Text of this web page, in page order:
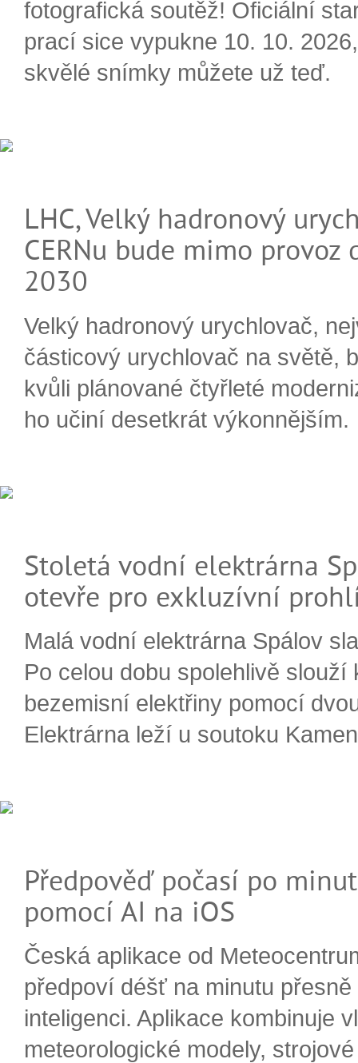
fotografická soutěž! Oficiální
prací sice vypukne 10. 10.
skvělé snímky můžete už teď.
LHC, Velký hadronový
CERNu bude mimo provoz
2030
Velký hadronový urychlovač,
částicový urychlovač na světě,
kvůli plánované čtyřleté
ho učiní desetkrát výkonnějším.
Stoletá vodní elektrárna
otevře pro exkluzívní
Malá vodní elektrárna Spálov
Po celou dobu spolehlivě slouží
bezemisní elektřiny pomocí
Elektrárna leží u soutoku
Předpověď počasí po
pomocí AI na iOS
Česká aplikace od
předpoví déšť na minutu
inteligenci. Aplikace kombinuje
meteorologické modely,